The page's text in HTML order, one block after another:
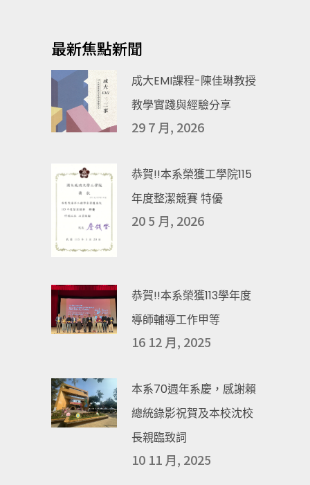
最新焦點新聞
成大EMI課程-陳佳琳教授
教學實踐與經驗分享
29 7 月, 2026
恭賀!!本系榮獲工學院115
年度整潔競賽 特優
20 5 月, 2026
恭賀!!本系榮獲113學年度
導師輔導工作甲等
16 12 月, 2025
本系70週年系慶，感謝賴
總統錄影祝賀及本校沈校
長親臨致詞
10 11 月, 2025